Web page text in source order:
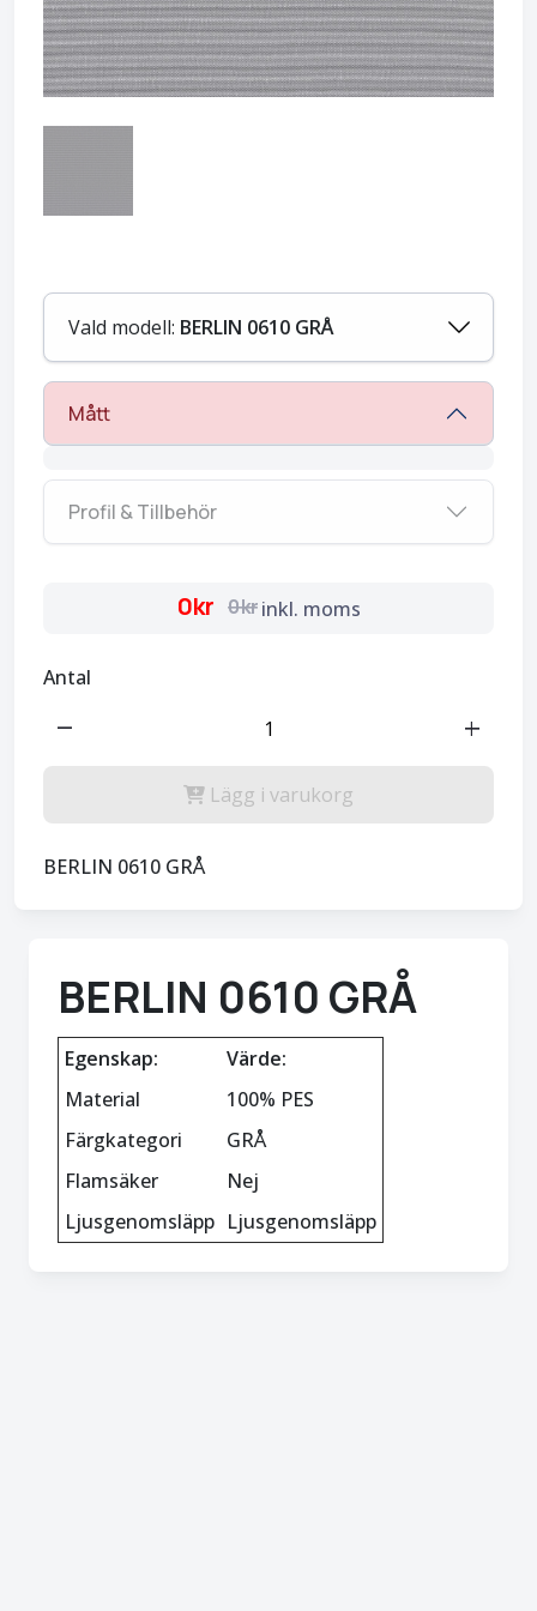
Vald modell: BERLIN 0610 GRÅ
Mått
Profil & Tillbehör
0kr 0kr inkl. moms
Antal
remove add
Lägg i varukorg
BERLIN 0610 GRÅ
BERLIN 0610 GRÅ
Egenskap:
Värde:
Material
100% PES
Färgkategori
GRÅ
Flamsäker
Nej
Ljusgenomsläpp Ljusgenomsläpp